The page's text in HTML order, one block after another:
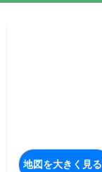
地図を大きく見る